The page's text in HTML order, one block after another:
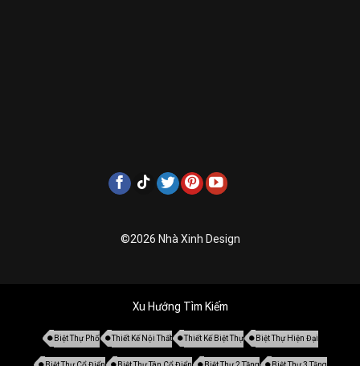
©2026 Nhà Xinh Design
Xu Hướng Tìm Kiếm
Biệt Thự Phố Thiết Kế Nội Thất Thiết Kế Biệt Thự Biệt Thự Hiện Đại